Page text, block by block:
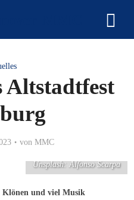
Altstadtfest
von MMC
Unsplash: Alfonso Scarpa
Klönen und viel Musik